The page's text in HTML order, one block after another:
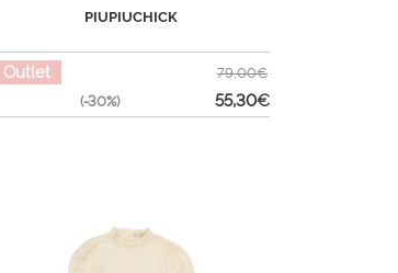
PIUPIUCHICK
Outlet
(-30%)
79,00€
55,30€